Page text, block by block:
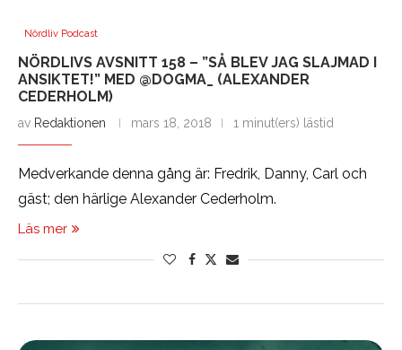
Nördliv Podcast
NÖRDLIVS AVSNITT 158 – ”SÅ BLEV JAG SLAJMAD I
ANSIKTET!” MED @DOGMA_ (ALEXANDER
CEDERHOLM)
av Redaktionen mars 18, 2018 1 minut(ers) lästid
Medverkande denna gång är: Fredrik, Danny, Carl och
gäst; den härlige Alexander Cederholm.
Läs mer